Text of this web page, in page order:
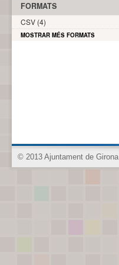
FORMATS
CSV (4)
MOSTRAR MÉS FORMATS
© 2013 Ajuntament de Girona